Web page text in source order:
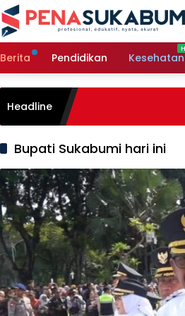
Berita Pendidikan Kesehatan
Headline
Bupati Sukabumi hari ini